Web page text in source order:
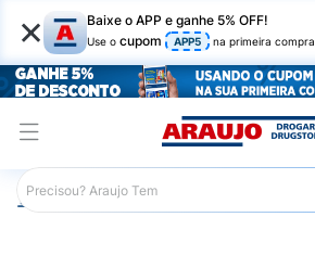
× Baixe o APP e ganhe 5% OFF!
Use o cupom APP5 na primeira compra
Araujo Medicamentos